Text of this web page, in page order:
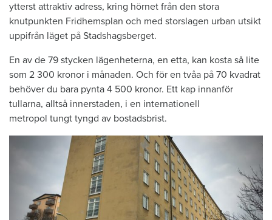
ytterst attraktiv adress, kring hörnet från den stora
knutpunkten Fridhemsplan och med storslagen urban utsikt
uppifrån läget på Stadshagsberget.
En av de 79 stycken lägenheterna, en etta, kan kosta så lite
som 2 300 kronor i månaden. Och för en tvåa på 70 kvadrat
behöver du bara pynta 4 500 kronor. Ett kap innanför
tullarna, alltså innerstaden, i en internationell
metropol tungt tyngd av bostadsbrist.